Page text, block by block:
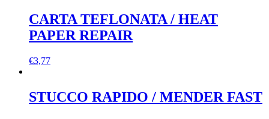
CARTA TEFLONATA / HEAT
PAPER REPAIR
€3,77
STUCCO RAPIDO / MENDER FAST